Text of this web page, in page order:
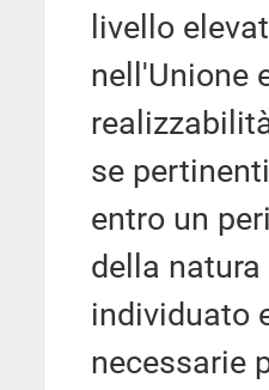
livello
nell'Unione
se
entro un
della
individuato
necessarie